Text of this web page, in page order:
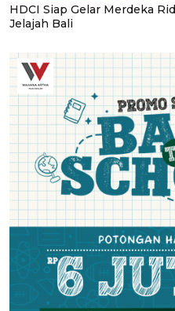
HDCI Siap Gelar Merdeka
Jelajah Bali